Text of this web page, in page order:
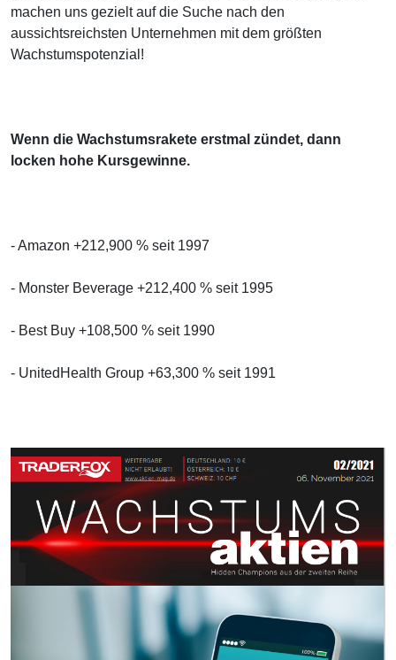
machen uns gezielt auf die Suche nach den
aussichtsreichsten Unternehmen mit dem größten
Wachstumspotenzial!
Wenn die Wachstumsrakete erstmal zündet, dann
locken hohe Kursgewinne.
- Amazon +212,900 % seit 1997
- Monster Beverage +212,400 % seit 1995
- Best Buy +108,500 % seit 1990
- UnitedHealth Group +63,300 % seit 1991